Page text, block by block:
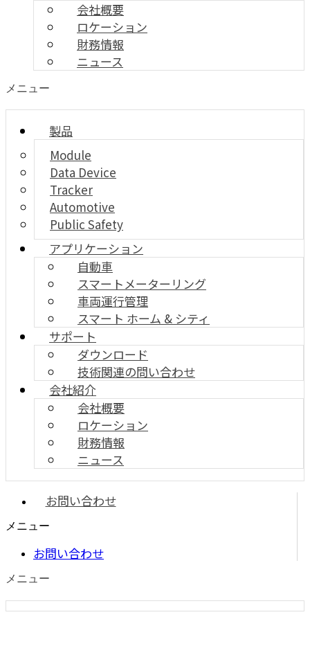
会社概要
ロケーション
財務情報
ニュース
メニュー
製品
Module
Data Device
Tracker
Automotive
Public Safety
アプリケーション
自動車
スマートメーターリング
車両運行管理
スマート ホーム & シティ
サポート
ダウンロード
技術関連の問い合わせ
会社紹介
会社概要
ロケーション
財務情報
ニュース
お問い合わせ
メニュー
お問い合わせ
メニュー